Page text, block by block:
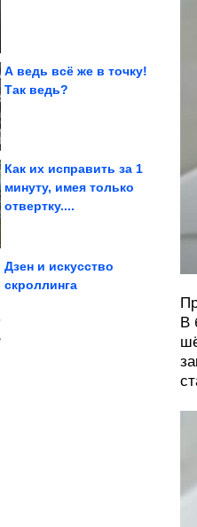
А ведь всё же в точку!
Так ведь?
Ради выживания на
Как их исправить за 1
минуту, имея только
отвертку....
Дзен и искусство
скроллинга
В